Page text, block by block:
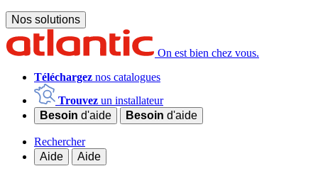
Nos solutions
On est bien chez vous.
Téléchargez nos catalogues
Trouvez un installateur
Besoin d'aide Besoin d'aide
Rechercher
Aide
Aide